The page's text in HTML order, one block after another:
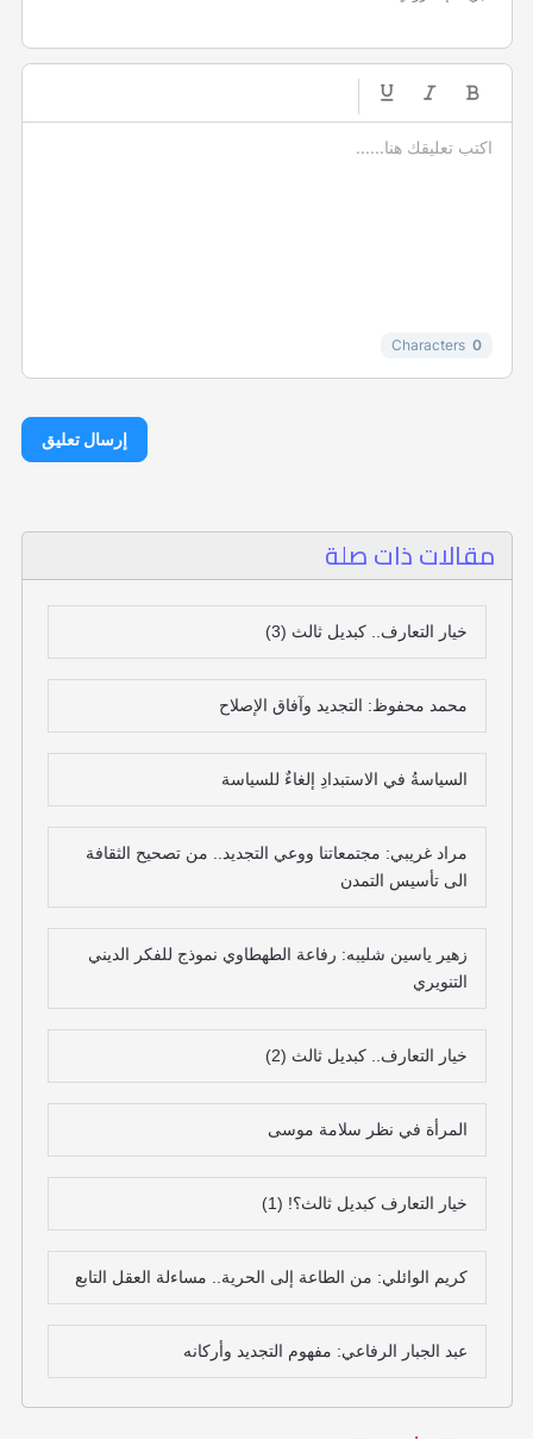
-
-
0
Characters
إرسال تعليق
مقالات ذات صلة
خيار التعارف.. كبديل ثالث (3)
محمد محفوظ: التجديد وآفاق الإصلاح
السياسةُ في الاستبدادِ إلغاءٌ للسياسة
مراد غريبي: مجتمعاتنا ووعي التجديد.. من تصحيح الثقافة
الى تأسيس التمدن
زهير ياسين شليبه: رفاعة الطهطاوي نموذج للفكر الديني
التنويري
خيار التعارف.. كبديل ثالث (2)
المرأة في نظر سلامة موسى
خيار التعارف كبديل ثالث؟! (1)
كريم الوائلي: من الطاعة إلى الحرية.. مساءلة العقل التابع
عبد الجبار الرفاعي: مفهوم التجديد وأركانه